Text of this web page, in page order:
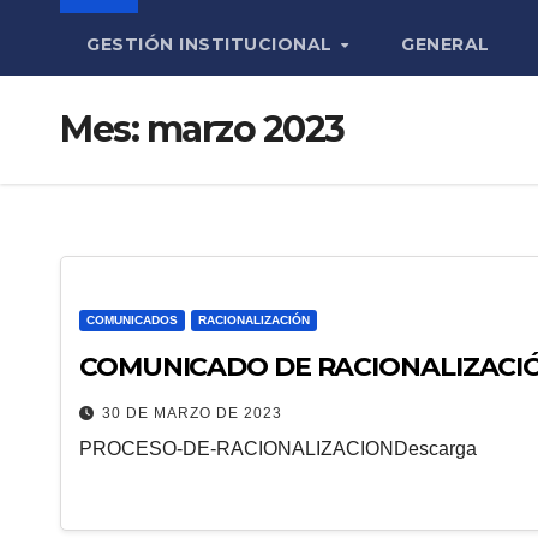
GESTIÓN INSTITUCIONAL GENERAL
Mes: marzo 2023
COMUNICADOS RACIONALIZACIÓN
COMUNICADO DE
30 DE MARZO DE 2023
PROCESO-DE-RACIONALIZACIONDescarga